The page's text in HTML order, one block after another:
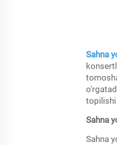
Sahna
topilishi
Sahna
Sahna